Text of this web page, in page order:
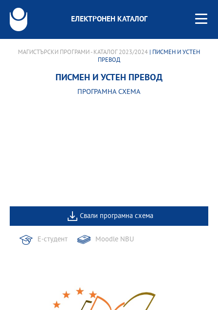
ЕЛЕКТРОНЕН КАТАЛОГ
МАГИСТЪРСКИ ПРОГРАМИ - КАТАЛОГ 2023/2024 | ПИСМЕН И УСТЕН
ПРЕВОД
ПИСМЕН И УСТЕН ПРЕВОД
ПРОГРАМНА СХЕМА
Свали програмна схема
Е-студент Moodle NBU